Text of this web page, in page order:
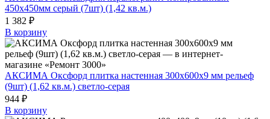
450х450мм серый (7шт) (1,42 кв.м.)
1 382 ₽
В корзину
АКСИМА Оксфорд плитка настенная 300х600х9 мм рельеф
(9шт) (1,62 кв.м.) светло-серая
944 ₽
В корзину